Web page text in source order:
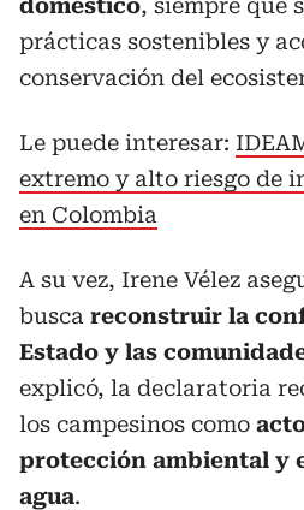
doméstico, siempre que
prácticas sostenibles y
conservación del
Le puede interesar:
extremo y alto riesgo de
en Colombia
A su vez, Irene Vélez
busca reconstruir la
Estado y las
explicó, la declaratoria
los campesinos como
protección ambiental y
agua.